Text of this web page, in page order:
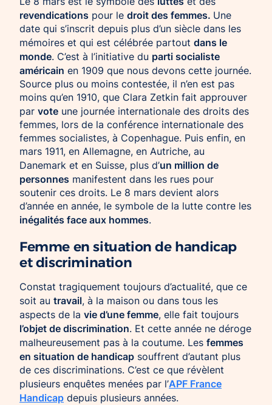
revendications pour le droit des femmes. Une
date qui s’inscrit depuis plus d’un siècle dans les
mémoires et qui est célébrée partout dans le
monde. C’est à l’initiative du parti socialiste
américain en 1909 que nous devons cette journée.
Source plus ou moins contestée, il n’en est pas
moins qu’en 1910, que Clara Zetkin fait approuver
par vote une journée internationale des droits des
femmes, lors de la conférence internationale des
femmes socialistes, à Copenhague. Puis enfin, en
mars 1911, en Allemagne, en Autriche, au
Danemark et en Suisse, plus d’un million de
personnes manifestent dans les rues pour
soutenir ces droits. Le 8 mars devient alors
d’année en année, le symbole de la lutte contre les
inégalités face aux hommes.
Femme en situation de handicap
et discrimination
Constat tragiquement toujours d’actualité, que ce
soit au travail, à la maison ou dans tous les
aspects de la vie d’une femme, elle fait toujours
l’objet de discrimination. Et cette année ne déroge
malheureusement pas à la coutume. Les femmes
en situation de handicap souffrent d’autant plus
de ces discriminations. C’est ce que révèlent
plusieurs enquêtes menées par l’APF France
Handicap depuis plusieurs années.